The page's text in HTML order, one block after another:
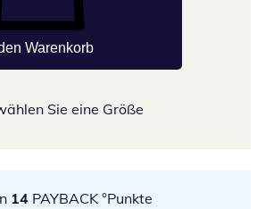
Warenkorb
Sie eine Größe
14 PAYBACK °Punkte